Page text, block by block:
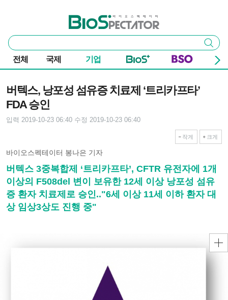
바이오스펙테이터
통
합
검
색
검색
전체 국제 기업
버텍스, 낭포성 섬유증 치료제 ‘트리카프타’
FDA 승인
입력 2019-10-23 06:40 수정 2019-10-23 06:40
작게 크게
바이오스펙테이터 봉나은 기자
버텍스 3중복합제 ‘트리카프타’, CFTR 유전자에 1개
이상의 F508del 변이 보유한 12세 이상 낭포성 섬유
증 환자 치료제로 승인.."6세 이상 11세 이하 환자 대
상 임상3상도 진행 중"